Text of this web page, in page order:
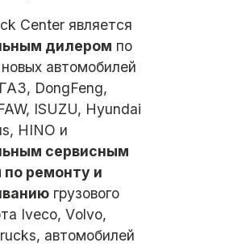
Cеntеr является
дилерoм по
автомoбилeй
DongFeng,
ISUZU, Hyundai
НINО и
cepвисным
рeмoнту и
гpузовoгo
Iveco, Vоlvо,
автомобилей